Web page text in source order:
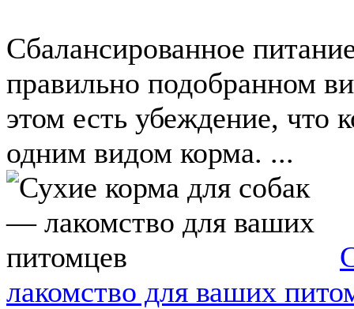
Сбалансированное
правильно подобранном
этом есть убеждение, что
одним видом корма. ...
лакомство для ваших